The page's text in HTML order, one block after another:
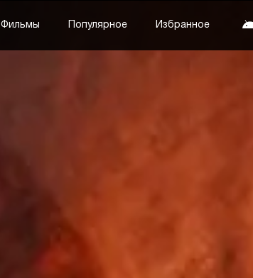
Фильмы Популярное Избранное